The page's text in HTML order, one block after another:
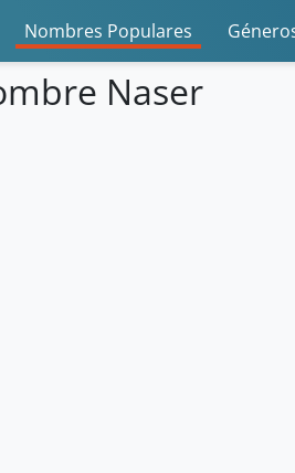
Nombres Populares
Naser